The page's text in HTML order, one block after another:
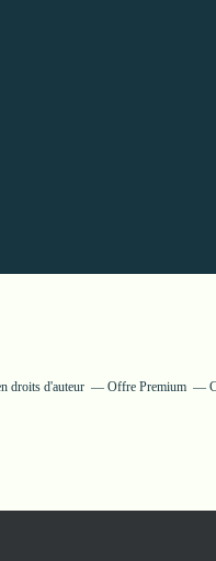
droits d'auteur Offre Premium